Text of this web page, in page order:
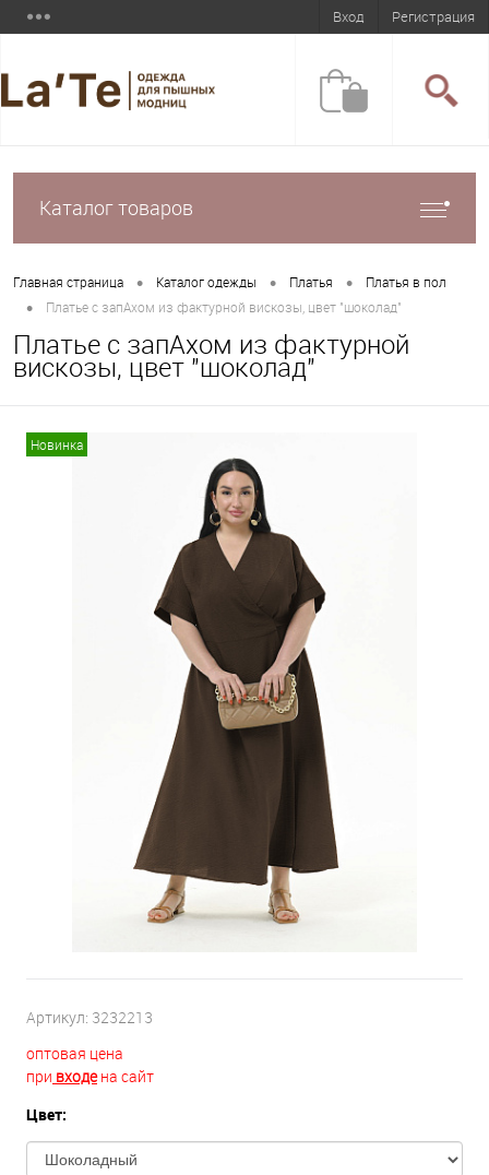
Вход Регистрация
Каталог товаров
Главная страница • Каталог одежды • Платья • Платья в пол
• Платье с запАхом из фактурной вискозы, цвет "шоколад"
Платье с запАхом из фактурной
вискозы, цвет "шоколад"
Новинка
Артикул: 3232213
оптовая цена
при входена сайт
Цвет: